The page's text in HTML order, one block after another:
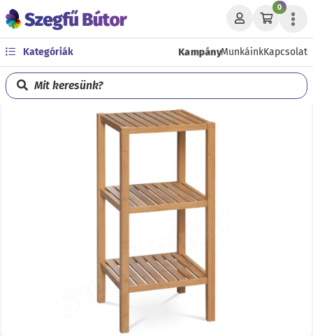
0
Kategóriák KampányMunkáinkKapcsolat
Mit keresünk?